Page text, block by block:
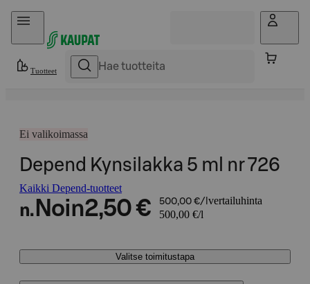
Hyppää sisältöön
Tuotteet
Ei valikoimassa
Depend Kynsilakka 5 ml nr 726
Kaikki Depend-tuotteet
n. Noin2,50 € 500,00 €/l vertailuhinta
500,00 €/l
Valitse toimitustapa